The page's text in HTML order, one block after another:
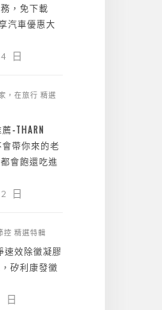
，免下載
汽車優惠大
日
，在旅行 精選
薦-THARN
會帶你來的老
會飽還吃進
日
控 精選特輯
速效除黴凝膠
矽利康發黴
日